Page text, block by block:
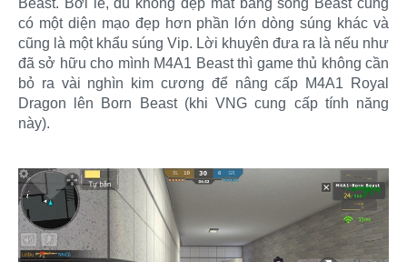
Beast. Bởi lẽ, dù không đẹp mắt bằng song Beast cũng
có một diện mạo đẹp hơn phần lớn dòng súng khác và
cũng là một khẩu súng Vip. Lời khuyên đưa ra là nếu như
đã sở hữu cho mình M4A1 Beast thì game thủ không cần
bỏ ra vài nghìn kim cương để nâng cấp M4A1 Royal
Dragon lên Born Beast (khi VNG cung cấp tính năng
này).